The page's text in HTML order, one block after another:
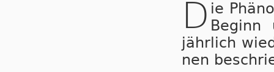
D ie
Be­ginn
jähr­lich
nen